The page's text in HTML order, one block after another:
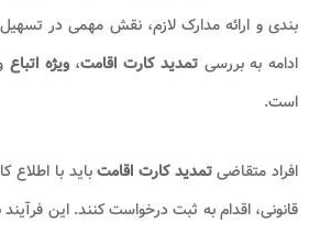
بندی و ارائه مدارک لازم، نقش مهمی در
ادامه به بررسیتمدید کارت اقامت،ویژه اتباع
است.
افراد متقاضیتمدید کارت اقامتباید با اطلاع
قانونی، اقدام به ثبت درخواست کنند. این